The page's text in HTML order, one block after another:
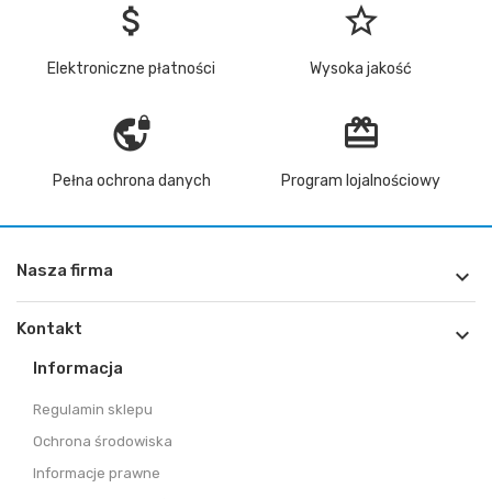
attach_money
Elektroniczne płatności
star_border
Wysoka jakość
vpn_lock
Pełna ochrona danych
redeem
Program lojalnościowy
Nasza firma 
Kontakt 
Informacja
Regulamin sklepu
Ochrona środowiska
Informacje prawne